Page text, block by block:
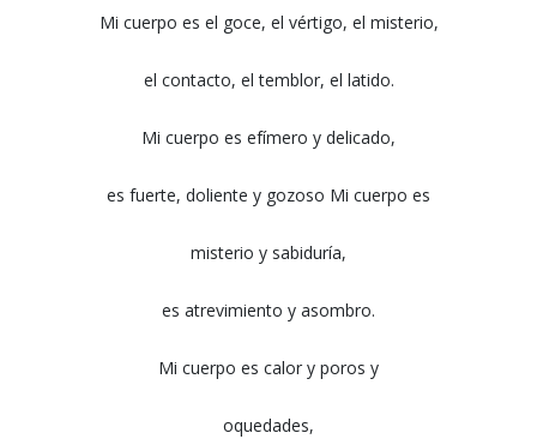
Mi cuerpo es el goce, el vértigo, el misterio,
el contacto, el temblor, el latido.
Mi cuerpo es efímero y delicado,
es fuerte, doliente y gozoso Mi cuerpo es
misterio y sabiduría,
es atrevimiento y asombro.
Mi cuerpo es calor y poros y
oquedades,